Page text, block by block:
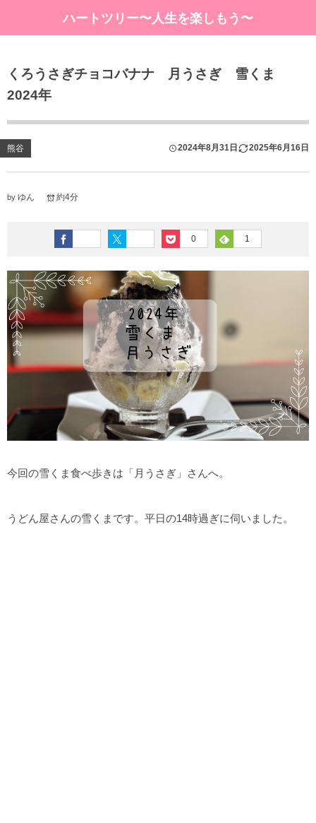
ハートツリー〜人生を楽しもう〜
くろうさぎチョコバナナ 月うさぎ 雪くま
2024年
熊谷 2024年8月31日 2025年6月16日
by ゆん 約4分
0 1
今回の雪くま食べ歩きは「月うさぎ」さんへ。
うどん屋さんの雪くまです。平日の14時過ぎに伺いました。